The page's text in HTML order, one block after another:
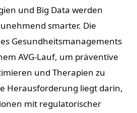
und Big Data werden
smarter. Die
Gesundheitsmanagements
AVG-Lauf, um präventive
und Therapien zu
Herausforderung liegt darin,
mit regulatorischer